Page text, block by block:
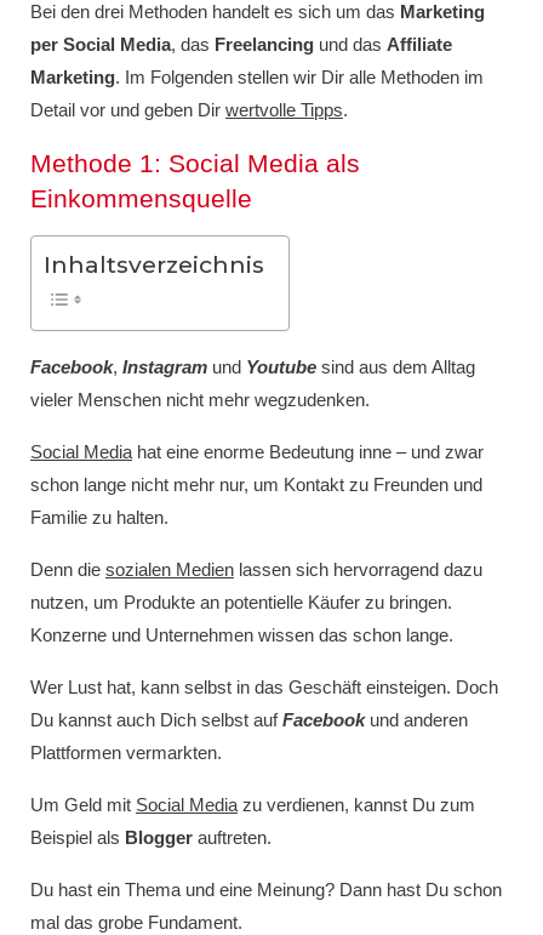
Bei den drei Methoden handelt es sich um das Marketing
per Social Media, das Freelancing und das Affiliate
Marketing. Im Folgenden stellen wir Dir alle Methoden im
Detail vor und geben Dir wertvolle Tipps.
Methode 1: Social Media als
Einkommensquelle
Inhaltsverzeichnis
Facebook, Instagram und Youtube sind aus dem Alltag
vieler Menschen nicht mehr wegzudenken.
Social Mediahat eine enorme Bedeutung inne – und zwar
schon lange nicht mehr nur, um Kontakt zu Freunden und
Familie zu halten.
Denn die sozialen Medien lassen sich hervorragend dazu
nutzen, um Produkte an potentielle Käufer zu bringen.
Konzerne und Unternehmen wissen das schon lange.
Wer Lust hat, kann selbst in das Geschäft einsteigen. Doch
Du kannst auch Dich selbst aufFacebookund anderen
Plattformen vermarkten.
Um Geld mit Social Mediazu verdienen, kannst Du zum
Beispiel als Blogger auftreten.
Du hast ein Thema und eine Meinung? Dann hast Du schon
mal das grobe Fundament.